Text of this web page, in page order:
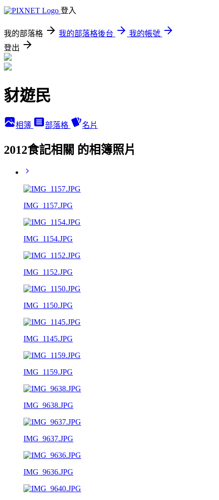
登入
我的部落格 我的部落格後台
我的帳號
登出
豺遊民
相簿 部落格 名片
2012食記相關 的相簿照片
IMG_1157.JPG
IMG_1154.JPG
IMG_1152.JPG
IMG_1150.JPG
IMG_1145.JPG
IMG_1159.JPG
IMG_9638.JPG
IMG_9637.JPG
IMG_9636.JPG